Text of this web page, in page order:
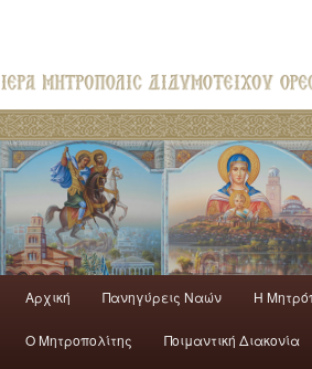
Αρχική Πανηγύρεις Ναών H
Ο Mητροπολίτης Ποιμαντική Διακονία